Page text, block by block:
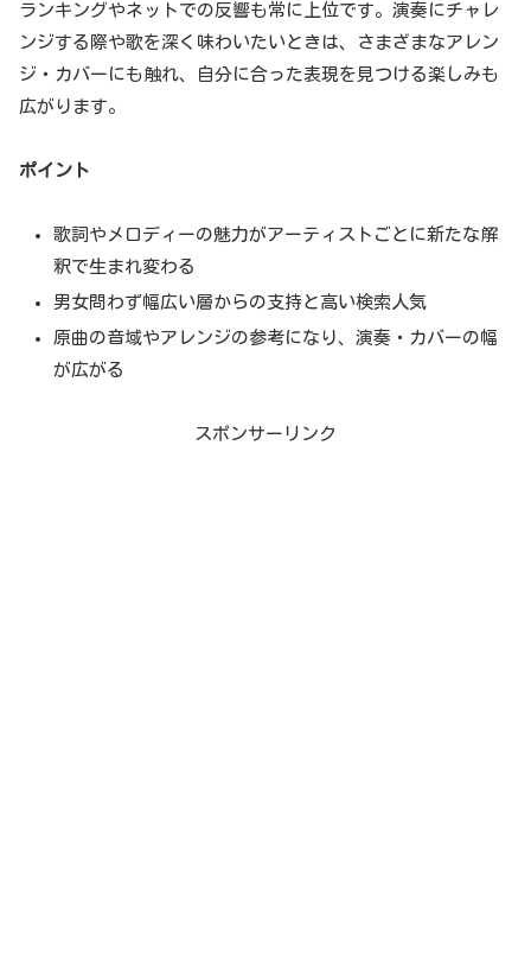
ランキングやネットでの反響も常に上位です。演奏にチャレ
ンジする際や歌を深く味わいたいときは、さまざまなアレン
ジ・カバーにも触れ、自分に合った表現を見つける楽しみも
広がります。
ポイント
歌詞やメロディーの魅力がアーティストごとに新たな解
釈で生まれ変わる
男女問わず幅広い層からの支持と高い検索人気
原曲の音域やアレンジの参考になり、演奏・カバーの幅
が広がる
スポンサーリンク